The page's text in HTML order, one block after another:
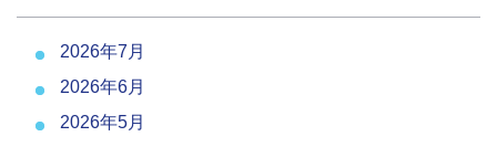
2026年7月
2026年6月
2026年5月